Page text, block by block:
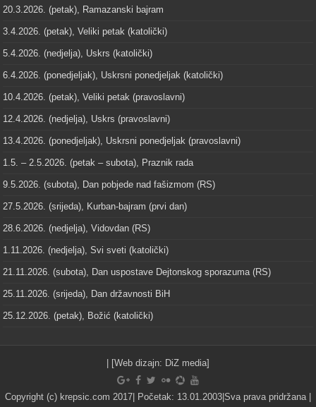
20.3.2026. (petak), Ramazanski bajram
3.4.2026. (petak), Veliki petak (katolički)
5.4.2026. (nedjelja), Uskrs (katolički)
6.4.2026. (ponedjeljak), Uskrsni ponedjeljak (katolički)
10.4.2026. (petak), Veliki petak (pravoslavni)
12.4.2026. (nedjelja), Uskrs (pravoslavni)
13.4.2026. (ponedjeljak), Uskrsni ponedjeljak (pravoslavni)
1.5. – 2.5.2026. (petak – subota), Praznik rada
9.5.2026. (subota), Dan pobjede nad fašizmom (RS)
27.5.2026. (srijeda), Kurban-bajram (prvi dan)
28.6.2026. (nedjelja), Vidovdan (RS)
1.11.2026. (nedjelja), Svi sveti (katolički)
21.11.2026. (subota), Dan uspostave Dejtonskog sporazuma (RS)
25.11.2026. (srijeda), Dan državnosti BiH
25.12.2026. (petak), Božić (katolički)
| [Web dizajn: DiZ media]
Copyright (c) krepsic.com 2017| Početak: 13.01.2003|Sva prava pridržana |